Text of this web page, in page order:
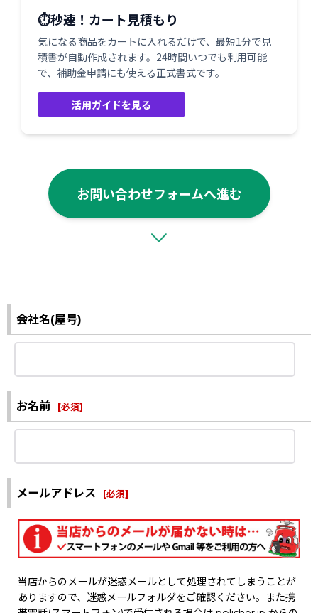
⏱️秒速！カート見積もり
気になる商品をカートに入れるだけで、最短1分で見
積書が自動作成されます。24時間いつでも利用可能
で、補助金申請にも使える正式書式です。
活用ガイドを見る
お問い合わせフォームへ進む
会社名(屋号)
お名前 [必須]
メールアドレス [必須]
当店からのメールが迷惑メールとして処理されてしまうことが
ありますので、迷惑メールフォルダをご確認ください。また携